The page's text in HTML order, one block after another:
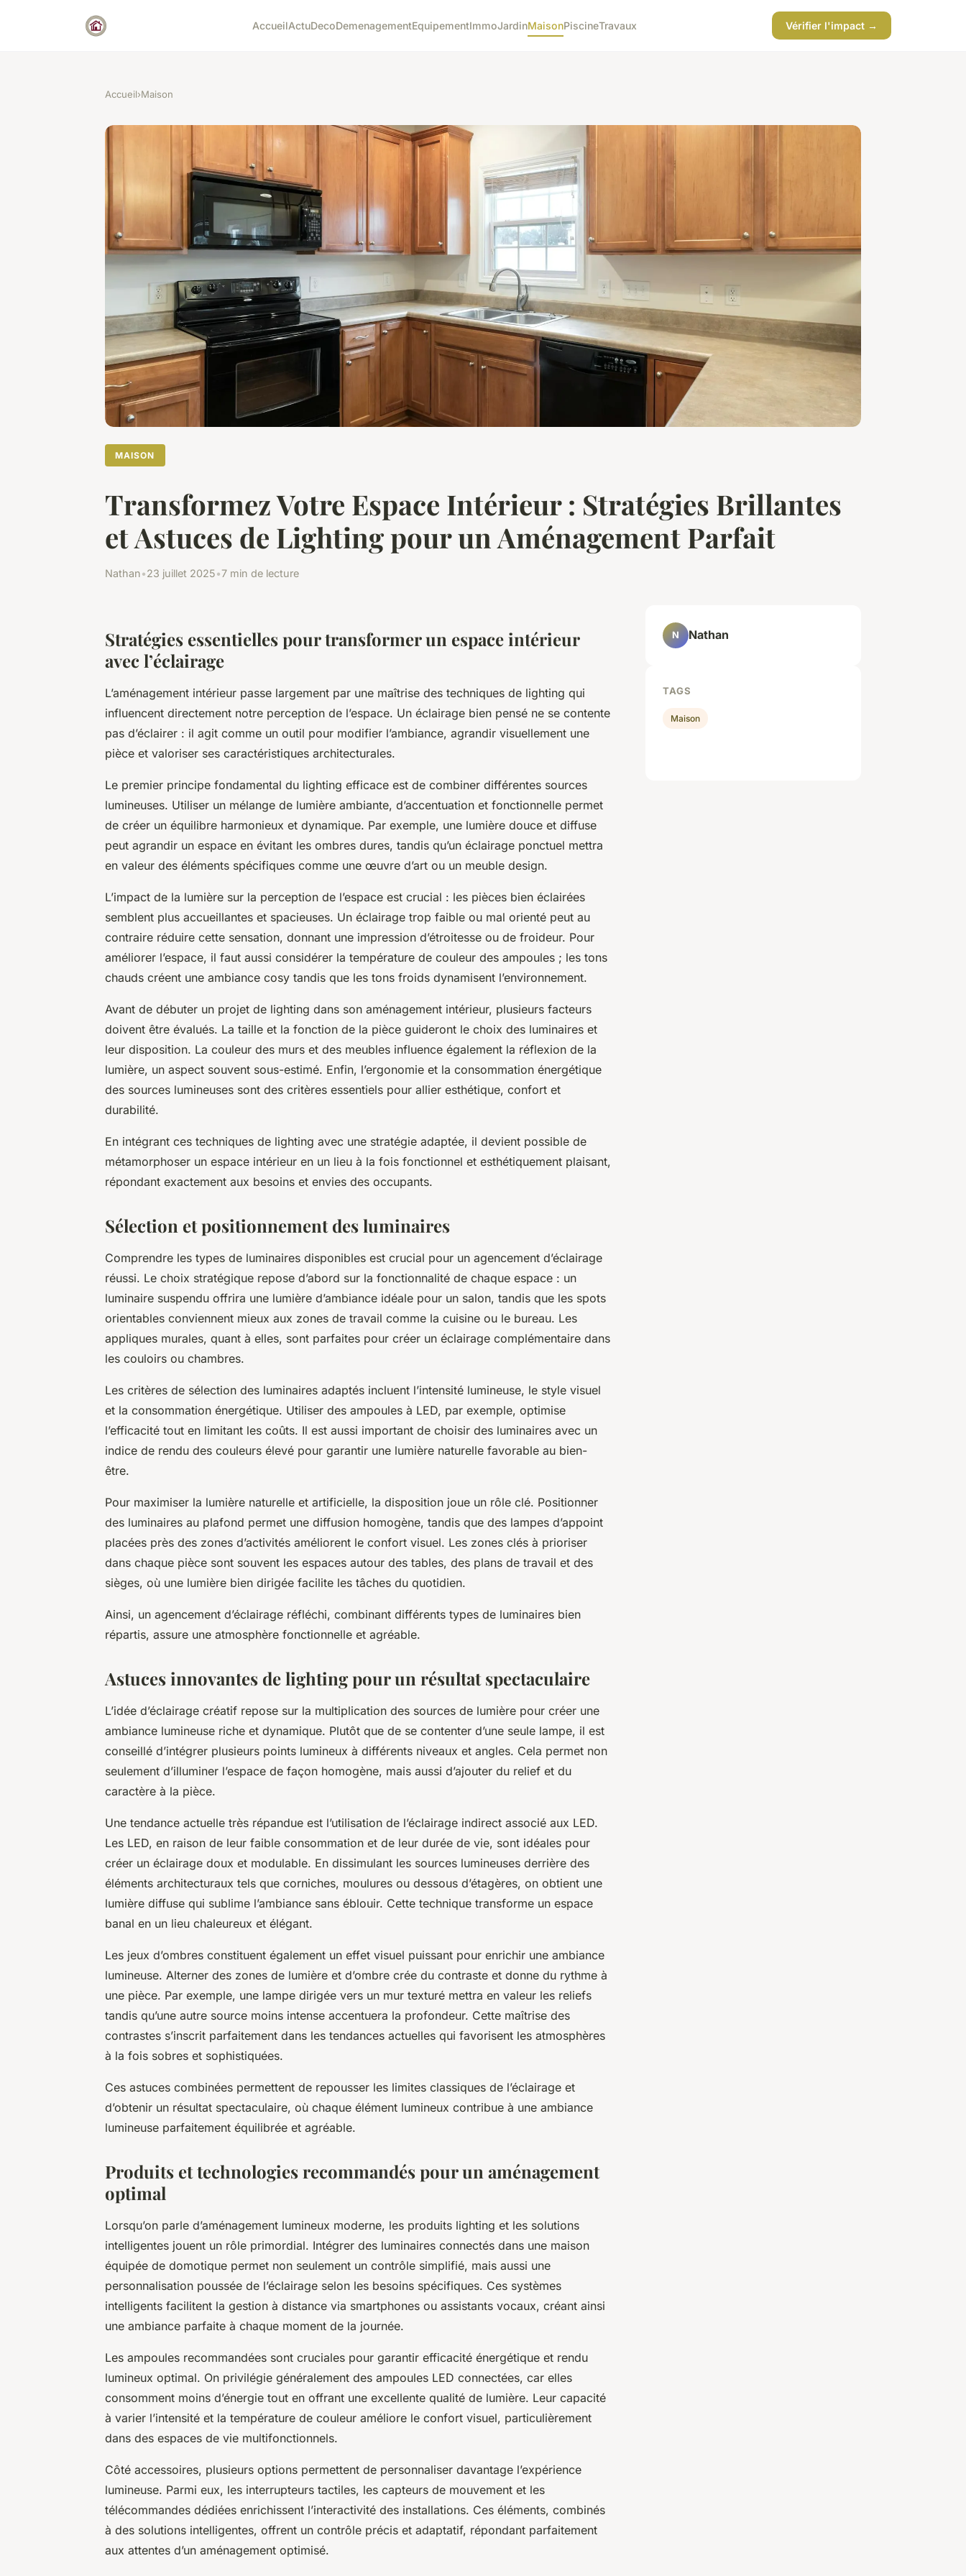
AccueilActuDecoDemenagementEquipementImmoJardinMaisonPiscineTravaux Vérifier l'impact →
Accueil›Maison
MAISON
Transformez Votre Espace Intérieur : Stratégies Brillantes
et Astuces de Lighting pour un Aménagement Parfait
Nathan•23 juillet 2025•7 min de lecture
Stratégies essentielles pour transformer un espace intérieur
avec l’éclairage
L’aménagement intérieur passe largement par une maîtrise des techniques de lighting qui
influencent directement notre perception de l’espace. Un éclairage bien pensé ne se contente
pas d’éclairer : il agit comme un outil pour modifier l’ambiance, agrandir visuellement une
pièce et valoriser ses caractéristiques architecturales.
Le premier principe fondamental du lighting efficace est de combiner différentes sources
lumineuses. Utiliser un mélange de lumière ambiante, d’accentuation et fonctionnelle permet
de créer un équilibre harmonieux et dynamique. Par exemple, une lumière douce et diffuse
peut agrandir un espace en évitant les ombres dures, tandis qu’un éclairage ponctuel mettra
en valeur des éléments spécifiques comme une œuvre d’art ou un meuble design.
L’impact de la lumière sur la perception de l’espace est crucial : les pièces bien éclairées
semblent plus accueillantes et spacieuses. Un éclairage trop faible ou mal orienté peut au
contraire réduire cette sensation, donnant une impression d’étroitesse ou de froideur. Pour
améliorer l’espace, il faut aussi considérer la température de couleur des ampoules ; les tons
chauds créent une ambiance cosy tandis que les tons froids dynamisent l’environnement.
Avant de débuter un projet de lighting dans son aménagement intérieur, plusieurs facteurs
doivent être évalués. La taille et la fonction de la pièce guideront le choix des luminaires et
leur disposition. La couleur des murs et des meubles influence également la réflexion de la
lumière, un aspect souvent sous-estimé. Enfin, l’ergonomie et la consommation énergétique
des sources lumineuses sont des critères essentiels pour allier esthétique, confort et
durabilité.
En intégrant ces techniques de lighting avec une stratégie adaptée, il devient possible de
métamorphoser un espace intérieur en un lieu à la fois fonctionnel et esthétiquement plaisant,
répondant exactement aux besoins et envies des occupants.
Sélection et positionnement des luminaires
Comprendre les types de luminaires disponibles est crucial pour un agencement d’éclairage
réussi. Le choix stratégique repose d’abord sur la fonctionnalité de chaque espace : un
luminaire suspendu offrira une lumière d’ambiance idéale pour un salon, tandis que les spots
orientables conviennent mieux aux zones de travail comme la cuisine ou le bureau. Les
appliques murales, quant à elles, sont parfaites pour créer un éclairage complémentaire dans
les couloirs ou chambres.
Les critères de sélection des luminaires adaptés incluent l’intensité lumineuse, le style visuel
et la consommation énergétique. Utiliser des ampoules à LED, par exemple, optimise
l’efficacité tout en limitant les coûts. Il est aussi important de choisir des luminaires avec un
indice de rendu des couleurs élevé pour garantir une lumière naturelle favorable au bien-
être.
Pour maximiser la lumière naturelle et artificielle, la disposition joue un rôle clé. Positionner
des luminaires au plafond permet une diffusion homogène, tandis que des lampes d’appoint
placées près des zones d’activités améliorent le confort visuel. Les zones clés à prioriser
dans chaque pièce sont souvent les espaces autour des tables, des plans de travail et des
sièges, où une lumière bien dirigée facilite les tâches du quotidien.
Ainsi, un agencement d’éclairage réfléchi, combinant différents types de luminaires bien
répartis, assure une atmosphère fonctionnelle et agréable.
Astuces innovantes de lighting pour un résultat spectaculaire
L’idée d’éclairage créatif repose sur la multiplication des sources de lumière pour créer une
ambiance lumineuse riche et dynamique. Plutôt que de se contenter d’une seule lampe, il est
conseillé d’intégrer plusieurs points lumineux à différents niveaux et angles. Cela permet non
seulement d’illuminer l’espace de façon homogène, mais aussi d’ajouter du relief et du
caractère à la pièce.
Une tendance actuelle très répandue est l’utilisation de l’éclairage indirect associé aux LED.
Les LED, en raison de leur faible consommation et de leur durée de vie, sont idéales pour
créer un éclairage doux et modulable. En dissimulant les sources lumineuses derrière des
éléments architecturaux tels que corniches, moulures ou dessous d’étagères, on obtient une
lumière diffuse qui sublime l’ambiance sans éblouir. Cette technique transforme un espace
banal en un lieu chaleureux et élégant.
Les jeux d’ombres constituent également un effet visuel puissant pour enrichir une ambiance
lumineuse. Alterner des zones de lumière et d’ombre crée du contraste et donne du rythme à
une pièce. Par exemple, une lampe dirigée vers un mur texturé mettra en valeur les reliefs
tandis qu’une autre source moins intense accentuera la profondeur. Cette maîtrise des
contrastes s’inscrit parfaitement dans les tendances actuelles qui favorisent les atmosphères
à la fois sobres et sophistiquées.
Ces astuces combinées permettent de repousser les limites classiques de l’éclairage et
d’obtenir un résultat spectaculaire, où chaque élément lumineux contribue à une ambiance
lumineuse parfaitement équilibrée et agréable.
Produits et technologies recommandés pour un aménagement
optimal
Lorsqu’on parle d’aménagement lumineux moderne, les produits lighting et les solutions
intelligentes jouent un rôle primordial. Intégrer des luminaires connectés dans une maison
équipée de domotique permet non seulement un contrôle simplifié, mais aussi une
personnalisation poussée de l’éclairage selon les besoins spécifiques. Ces systèmes
intelligents facilitent la gestion à distance via smartphones ou assistants vocaux, créant ainsi
une ambiance parfaite à chaque moment de la journée.
Les ampoules recommandées sont cruciales pour garantir efficacité énergétique et rendu
lumineux optimal. On privilégie généralement des ampoules LED connectées, car elles
consomment moins d’énergie tout en offrant une excellente qualité de lumière. Leur capacité
à varier l’intensité et la température de couleur améliore le confort visuel, particulièrement
dans des espaces de vie multifonctionnels.
Côté accessoires, plusieurs options permettent de personnaliser davantage l’expérience
lumineuse. Parmi eux, les interrupteurs tactiles, les capteurs de mouvement et les
télécommandes dédiées enrichissent l’interactivité des installations. Ces éléments, combinés
à des solutions intelligentes, offrent un contrôle précis et adaptatif, répondant parfaitement
aux attentes d’un aménagement optimisé.
N Nathan
TAGS
Maison